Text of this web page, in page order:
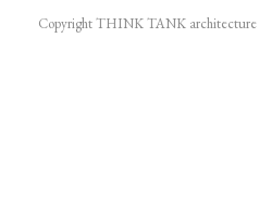
Copyright THINK TANK architecture